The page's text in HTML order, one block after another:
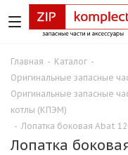
Главная - Каталог -
Оригинальные запасные
Оригинальные запасные
котлы (КПЭМ)
- Лопатка боковая Abat
Лопатка